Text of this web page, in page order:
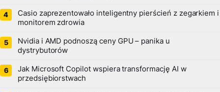
Casio zaprezentowało inteligentny pierścień z zegarkiem i
monitorem zdrowia
Nvidia i AMD podnoszą ceny GPU – panika u
dystrybutorów
Jak Microsoft Copilot wspiera transformację AI w
przedsiębiorstwach